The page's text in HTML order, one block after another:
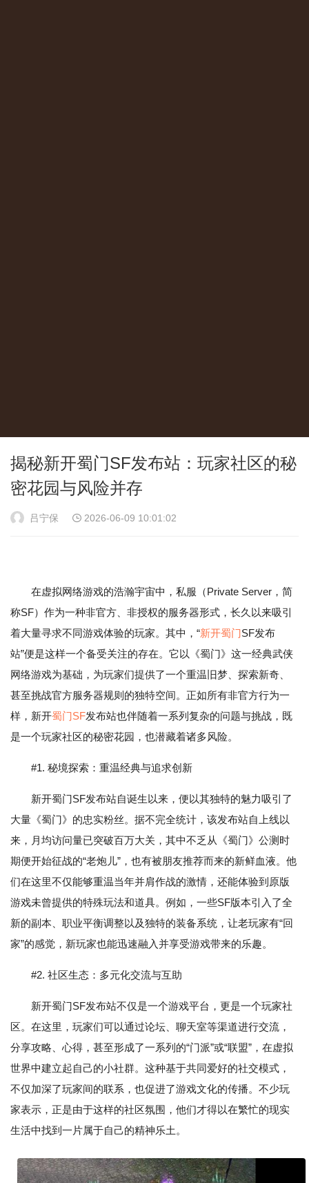
揭秘新开蜀门SF发布站：玩家社区的秘
密花园与风险并存
吕宁保 2026-06-09 10:01:02
在虚拟网络游戏的浩瀚宇宙中，私服（Private Server，简
称SF）作为一种非官方、非授权的服务器形式，长久以来吸引
着大量寻求不同游戏体验的玩家。其中，“新开蜀门SF发布
站”便是这样一个备受关注的存在。它以《蜀门》这一经典武侠
网络游戏为基础，为玩家们提供了一个重温旧梦、探索新奇、
甚至挑战官方服务器规则的独特空间。正如所有非官方行为一
样，新开蜀门SF发布站也伴随着一系列复杂的问题与挑战，既
是一个玩家社区的秘密花园，也潜藏着诸多风险。
#1. 秘境探索：重温经典与追求创新
新开蜀门SF发布站自诞生以来，便以其独特的魅力吸引了
大量《蜀门》的忠实粉丝。据不完全统计，该发布站自上线以
来，月均访问量已突破百万大关，其中不乏从《蜀门》公测时
期便开始征战的“老炮儿”，也有被朋友推荐而来的新鲜血液。他
们在这里不仅能够重温当年并肩作战的激情，还能体验到原版
游戏未曾提供的特殊玩法和道具。例如，一些SF版本引入了全
新的副本、职业平衡调整以及独特的装备系统，让老玩家有“回
家”的感觉，新玩家也能迅速融入并享受游戏带来的乐趣。
#2. 社区生态：多元化交流与互助
新开蜀门SF发布站不仅是一个游戏平台，更是一个玩家社
区。在这里，玩家们可以通过论坛、聊天室等渠道进行交流，
分享攻略、心得，甚至形成了一系列的“门派”或“联盟”，在虚拟
世界中建立起自己的小社群。这种基于共同爱好的社交模式，
不仅加深了玩家间的联系，也促进了游戏文化的传播。不少玩
家表示，正是由于这样的社区氛围，他们才得以在繁忙的现实
生活中找到一片属于自己的精神乐土。